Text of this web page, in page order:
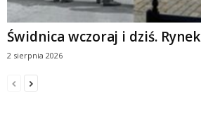
Świdnica wczoraj i dziś. Rynek
2 sierpnia 2026